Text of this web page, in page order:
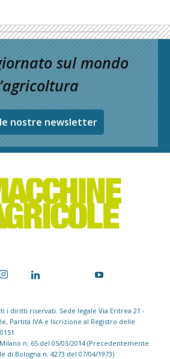
sul mondo
nostre newsletter
i diritti riservati. Sede legale Via Eritrea 21 -
Partita IVA e Iscrizione al Registro delle
n. 65 del 05/03/2014 (Precedentemente
di Bologna n. 4273 del 07/04/1973)